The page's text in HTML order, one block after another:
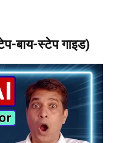
बाय-स्टेप गाइड)